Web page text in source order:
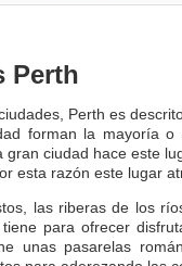
Perth
Perth es
forman la mayoría
ciudad hace este
esta razón este lugar
las riberas de los
para ofrecer
unas pasarelas